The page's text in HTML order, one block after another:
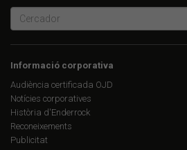
Informació corporativa
Audiència certificada OJD
Notícies corporatives
Història d'Enderrock
Reconeixements
Publicitat